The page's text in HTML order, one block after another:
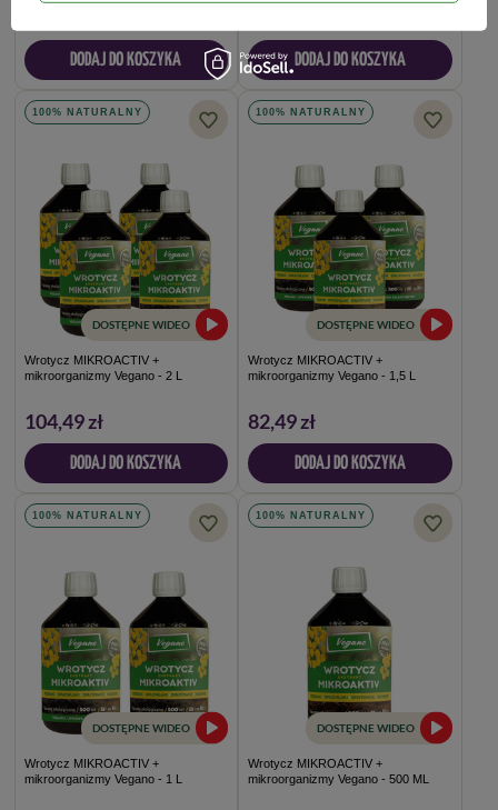
DODAJ DO KOSZYKA DODAJ DO KOSZYKA
100% NATURALNY
DOSTĘPNE WIDEO
Wrotycz MIKROACTIV +
mikroorganizmy Vegano - 2 L
104,49 zł
DODAJ DO KOSZYKA
100% NATURALNY
DOSTĘPNE WIDEO
Wrotycz MIKROACTIV +
mikroorganizmy Vegano - 1,5 L
82,49 zł
DODAJ DO KOSZYKA
100% NATURALNY
DOSTĘPNE WIDEO
Wrotycz MIKROACTIV +
mikroorganizmy Vegano - 1 L
100% NATURALNY
DOSTĘPNE WIDEO
Wrotycz MIKROACTIV +
mikroorganizmy Vegano - 500 ML